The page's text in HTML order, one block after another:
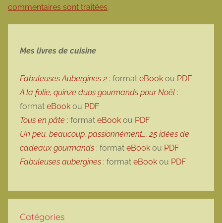
commentaires sont traitées.
Mes livres de cuisine
Fabuleuses Aubergines 2 : format eBook ou PDF
À la folie, quinze duos gourmands pour Noël :
format eBook ou PDF
Tous en pâte : format eBook ou PDF
Un peu, beaucoup, passionnément…, 25 idées de
cadeaux gourmands : format eBook ou PDF
Fabuleuses aubergines : format eBook ou PDF
Catégories